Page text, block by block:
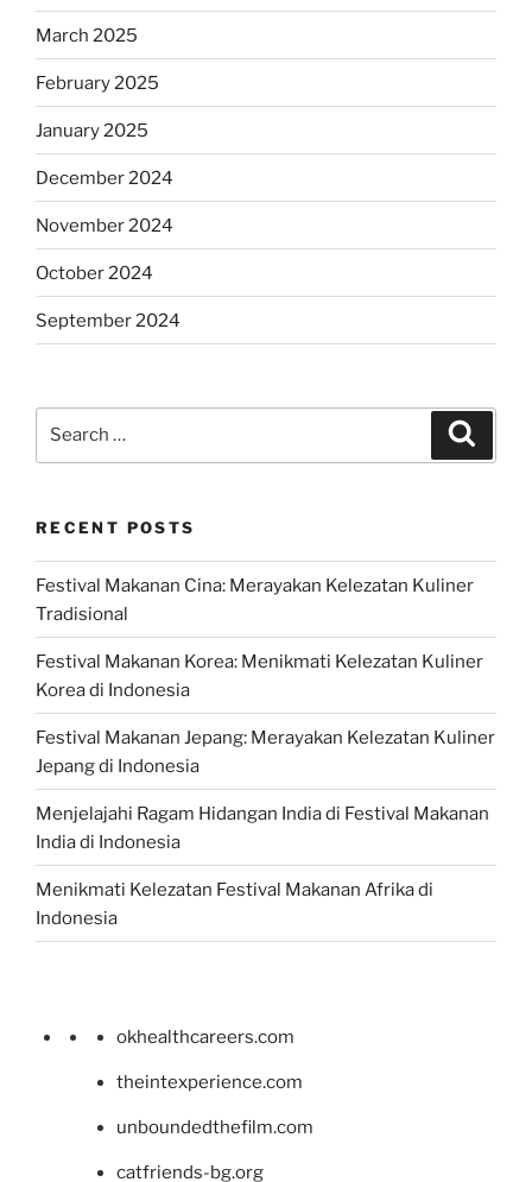
March 2025
February 2025
January 2025
December 2024
November 2024
October 2024
September 2024
RECENT POSTS
Festival Makanan Cina: Merayakan Kelezatan Kuliner
Tradisional
Festival Makanan Korea: Menikmati Kelezatan Kuliner
Korea di Indonesia
Festival Makanan Jepang: Merayakan Kelezatan Kuliner
Jepang di Indonesia
Menjelajahi Ragam Hidangan India di Festival Makanan
India di Indonesia
Menikmati Kelezatan Festival Makanan Afrika di
Indonesia
okhealthcareers.com
theintexperience.com
unboundedthefilm.com
catfriends-bg.org